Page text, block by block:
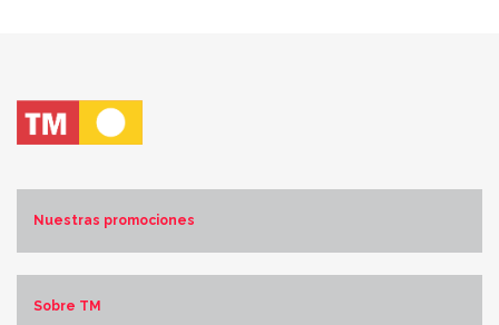
Nuestras promociones
Costa de Almería
Sobre TM